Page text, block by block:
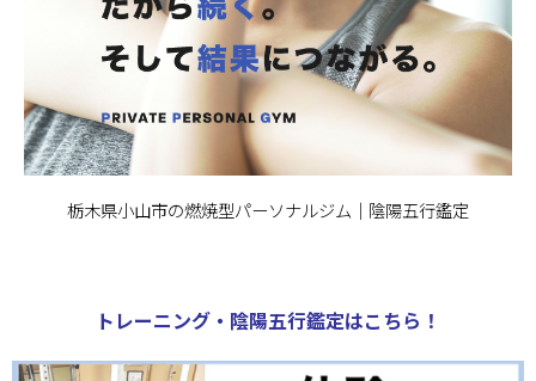
栃木県小山市の燃焼型パーソナルジム｜陰陽五行鑑定
トレーニング・陰陽五行鑑定はこちら！